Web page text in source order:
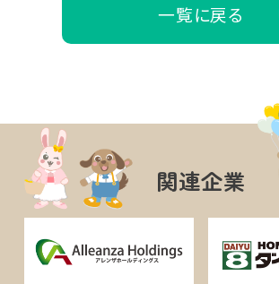
一覧に戻る
関連企業